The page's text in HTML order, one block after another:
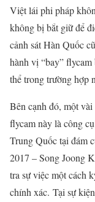
Việt lái phi pháp
không bị bắt giữ để
cảnh sát Hàn Quốc
hành vị “bay”
thể trong trường hợp
Bên cạnh đó, một
flycam này là công
Trung Quốc tại đám
2017 – Song Joong
tra sự việc một cách
chính xác. Tại sự